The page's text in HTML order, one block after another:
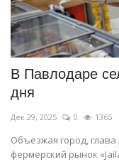
В Павлодаре
дня
Дек 29, 2025 0 1365
Объезжая город,
фермерский рынок